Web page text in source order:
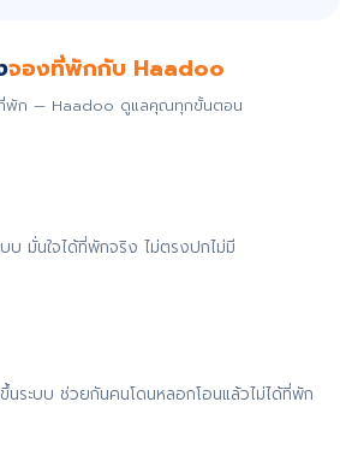
จองที่พักกับ Haadoo
ที่พัก — Haadoo ดูแลคุณทุกขั้นตอน
บ มั่นใจได้ที่พักจริง ไม่ตรงปกไม่มี
ระบบ ช่วยกันคนโดนหลอกโอนแล้วไม่ได้ที่พัก